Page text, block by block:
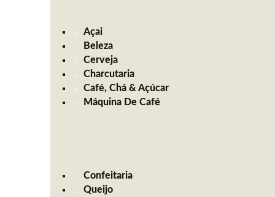
Açai
Beleza
Cerveja
Charcutaria
Café, Chá & Açúcar
Máquina De Café
Confeitaria
Queijo